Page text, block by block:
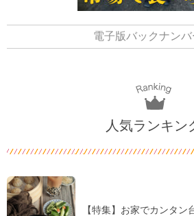
電子版バックナンバ
人気ランキン
【特集】お家でカンタ